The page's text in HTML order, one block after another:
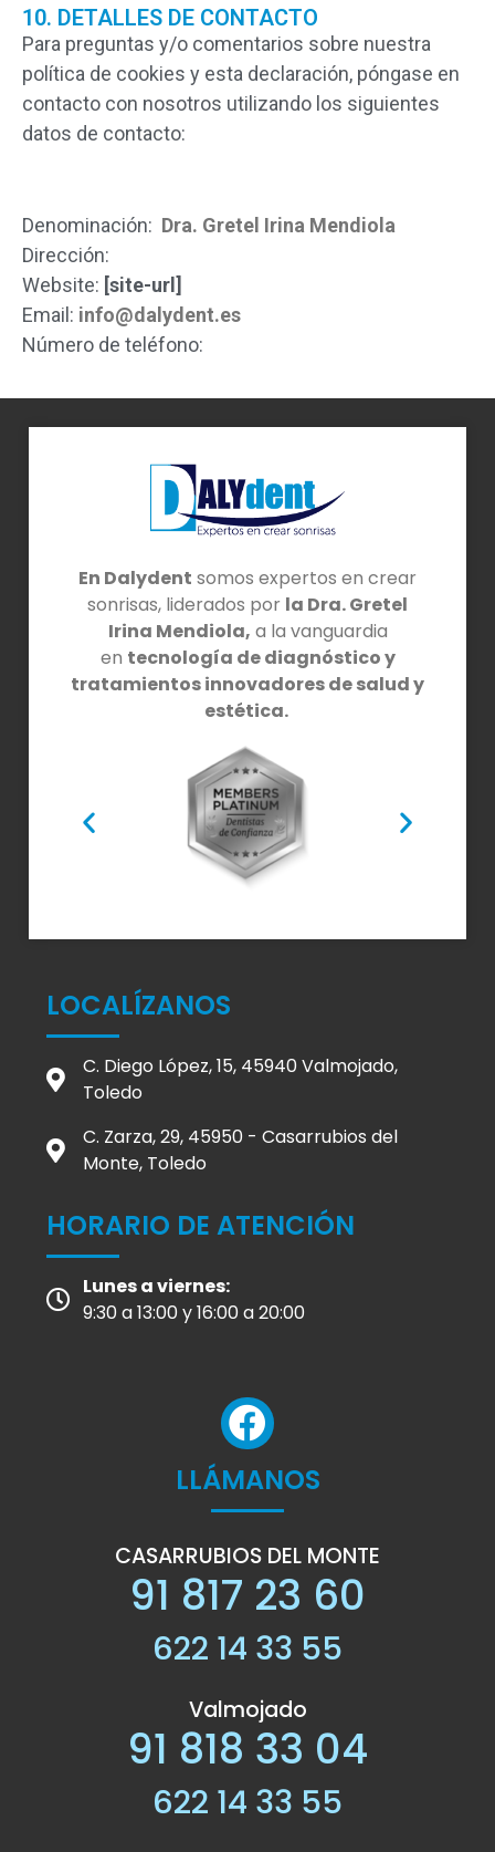
10. DETALLES DE CONTACTO
Para preguntas y/o comentarios sobre nuestra
política de cookies y esta declaración, póngase en
contacto con nosotros utilizando los siguientes
datos de contacto:
Denominación: Dra. Gretel Irina Mendiola
Dirección:
Website: [site-url]
Email: info@dalydent.es
Número de teléfono:
En Dalydent somos expertos en crear
sonrisas, liderados por la Dra. Gretel
Irina Mendiola, a la vanguardia
en tecnología de diagnóstico y
tratamientos innovadores de salud y
estética.
LOCALÍZANOS
C. Diego López, 15, 45940 Valmojado,
Toledo
C. Zarza, 29, 45950 - Casarrubios del
Monte, Toledo
HORARIO DE ATENCIÓN
Lunes a viernes:
9:30 a 13:00 y 16:00 a 20:00
LLÁMANOS
CASARRUBIOS DEL MONTE
91 817 23 60
622 14 33 55
Valmojado
91 818 33 04
622 14 33 55